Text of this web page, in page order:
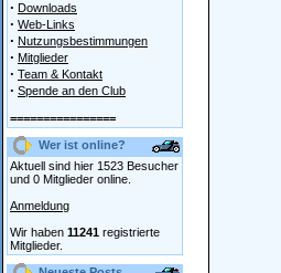
· Downloads
· Web-Links
· Nutzungsbestimmungen
· Mitglieder
· Team & Kontakt
· Spende an den Club
================
Wer ist online?
Aktuell sind hier 1523 Besucher
und 0 Mitglieder online.
Anmeldung
Wir haben 11241 registrierte
Mitglieder.